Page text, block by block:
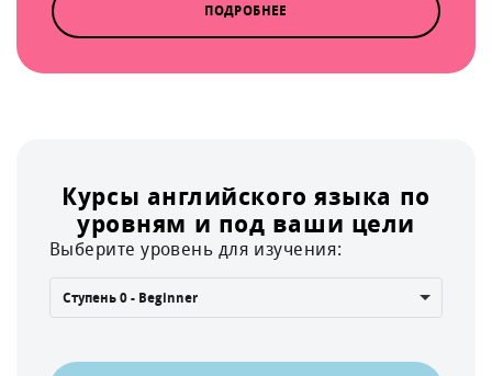
ПОДРОБНЕЕ
Курсы английского языка по
уровням и под ваши цели
Выберите уровень для изучения:
Ступень 0 - Beginner